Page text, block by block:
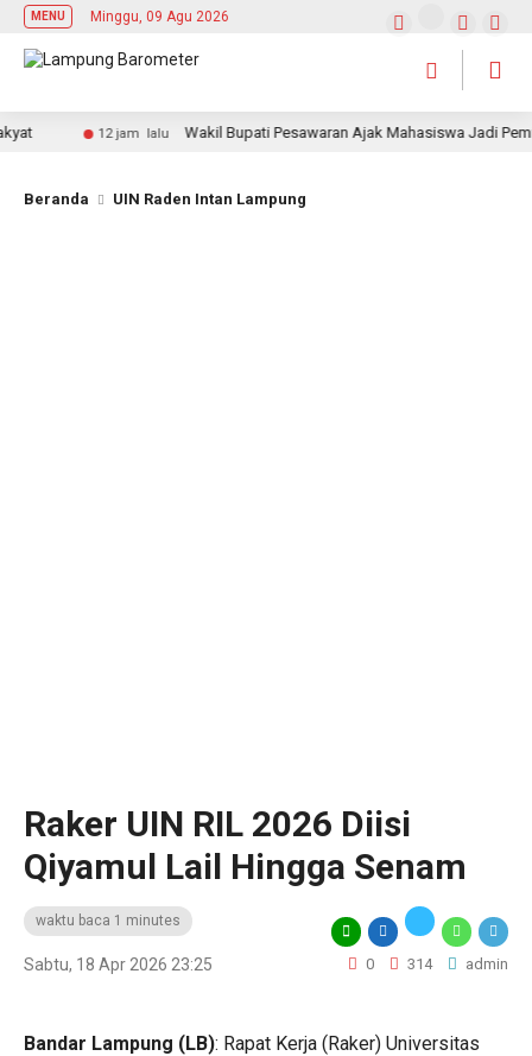
MENU Minggu, 09 Agu 2026
12 jam lalu Wakil Bupati Pesawaran Ajak Mahasiswa Jadi
Beranda UIN Raden Intan Lampung
Raker UIN RIL 2026 Diisi
Qiyamul Lail Hingga Senam
waktu baca 1 minutes
Sabtu, 18 Apr 2026 23:25 0 314 admin
Bandar Lampung (LB): Rapat Kerja (Raker) Universitas